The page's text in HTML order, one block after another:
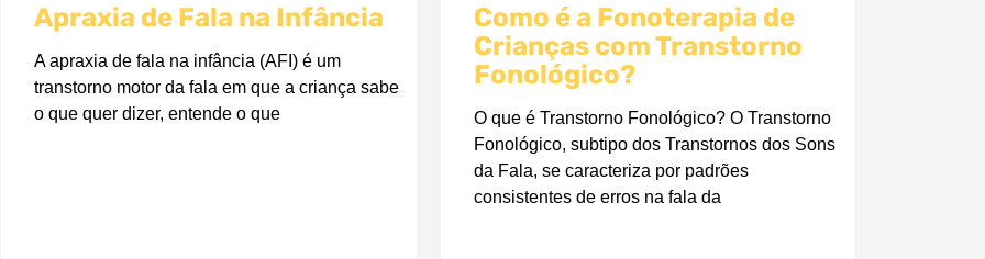
Apraxia de Fala na Infância
A apraxia de fala na infância (AFI) é um
transtorno motor da fala em que a criança sabe
o que quer dizer, entende o que
Como é a Fonoterapia de
Crianças com Transtorno
Fonológico?
O que é Transtorno Fonológico? O Transtorno
Fonológico, subtipo dos Transtornos dos Sons
da Fala, se caracteriza por padrões
consistentes de erros na fala da